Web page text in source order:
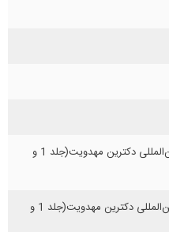
مجموعه مقالات دوازهمين همايش بين‌المللی دكترين مهدويت(جلد 1 و
مجموعه مقالات پانزدهمين همايش بين‌المللی دكترين مهدويت(جلد 1 و